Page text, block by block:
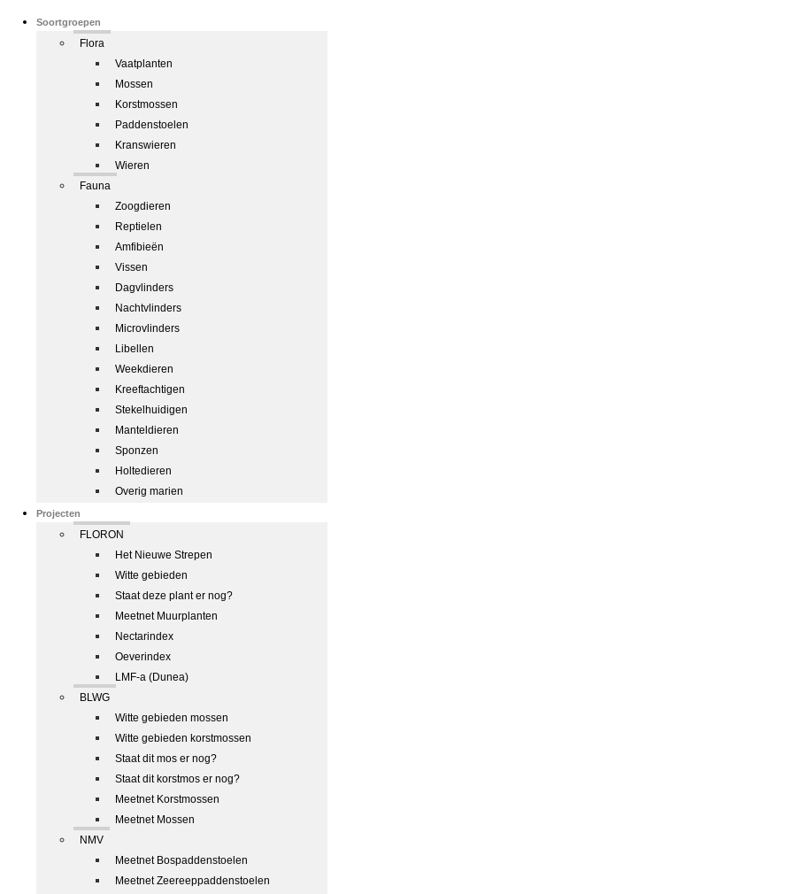
Soortgroepen
Flora
Vaatplanten
Mossen
Korstmossen
Paddenstoelen
Kranswieren
Wieren
Fauna
Zoogdieren
Reptielen
Amfibieën
Vissen
Dagvlinders
Nachtvlinders
Microvlinders
Libellen
Weekdieren
Kreeftachtigen
Stekelhuidigen
Manteldieren
Sponzen
Holtedieren
Overig marien
Projecten
FLORON
Het Nieuwe Strepen
Witte gebieden
Staat deze plant er nog?
Meetnet Muurplanten
Nectarindex
Oeverindex
LMF-a (Dunea)
BLWG
Witte gebieden mossen
Witte gebieden korstmossen
Staat dit mos er nog?
Staat dit korstmos er nog?
Meetnet Korstmossen
Meetnet Mossen
NMV
Meetnet Bospaddenstoelen
Meetnet Zeereeppaddenstoelen